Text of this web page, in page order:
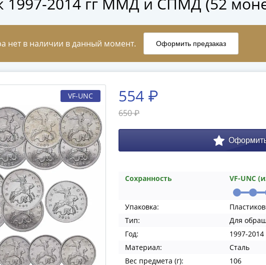
VF-UNC 554 ₽
650 ₽
Сохранность VF-UNC
Упаковка:
Тип:
Для
Год:
1997-2014
Материал:
Сталь
Вес предмета (г):
106